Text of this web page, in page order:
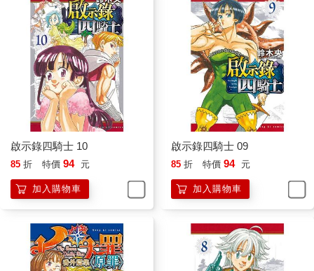
啟示錄四騎士 10
85 折 特價 94 元
加入購物車
啟示錄四騎士 09
85 折 特價 94 元
加入購物車